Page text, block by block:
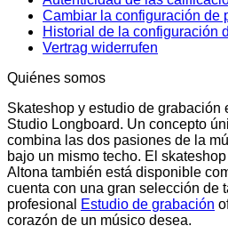
Cambiar la configuración de
Historial de la configuración
Vertrag widerrufen
Quiénes somos
Skateshop y estudio de grabación
Studio Longboard. Un concepto
combina las dos pasiones de la
bajo un mismo techo. El
Altona también está disponible
cuenta con una gran selección de
profesional
Estudio de grabación
corazón de un músico desea.